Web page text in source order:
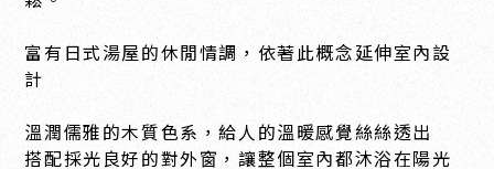
富有日式湯屋的休閒情調，依著此概念延伸室內設
計
溫潤儒雅的木質色系，給人的溫暖感覺絲絲透出
搭配採光良好的對外窗，讓整個室內都沐浴在陽光